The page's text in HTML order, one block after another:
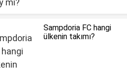
Sampdoria FC hangi
ülkenin takımı?